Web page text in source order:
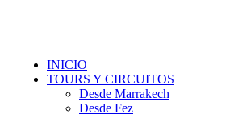
INICIO
TOURS Y CIRCUITOS
Desde Marrakech
Desde Fez